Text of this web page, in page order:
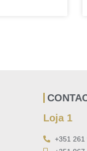
Loja 1
+351 261